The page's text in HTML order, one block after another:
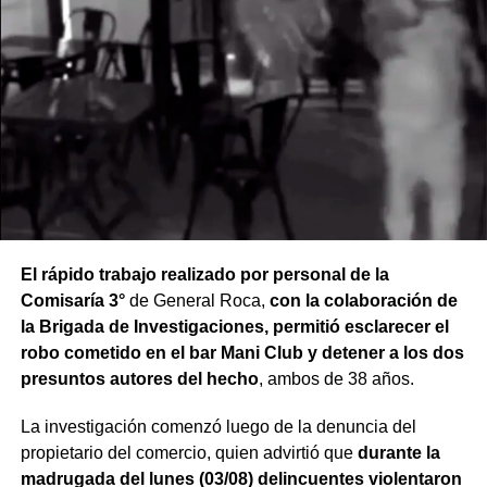
El rápido trabajo realizado por personal de la
Comisaría 3°de General Roca, con la colaboración de
la Brigada de Investigaciones, permitió esclarecer el
robo cometido en el bar Mani Club y detener a los dos
presuntos autores del hecho, ambos de 38 años.
La investigación comenzó luego de la denuncia del
propietario del comercio, quien advirtió que durante la
madrugada del lunes (03/08) delincuentes violentaron